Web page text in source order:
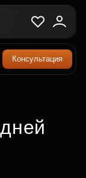
Консультация